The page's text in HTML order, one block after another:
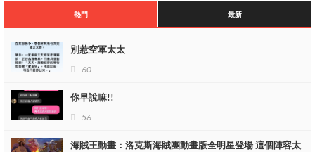
熱門 最新
別惹空軍太太
60
你早說嘛!!
56
海賊王動畫：洛克斯海賊團動畫版全明星登場 這個陣容太